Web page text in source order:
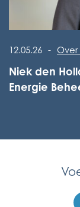
Lees het
Niek den
Energie
12.05.26 - Over